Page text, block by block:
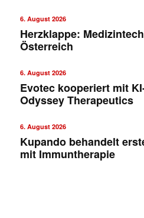
6. August 2026
Herzklappe:
Österreich
6. August 2026
Evotec kooperiert mit
Odyssey Therapeutics
6. August 2026
Kupando behandelt
mit Immuntherapie